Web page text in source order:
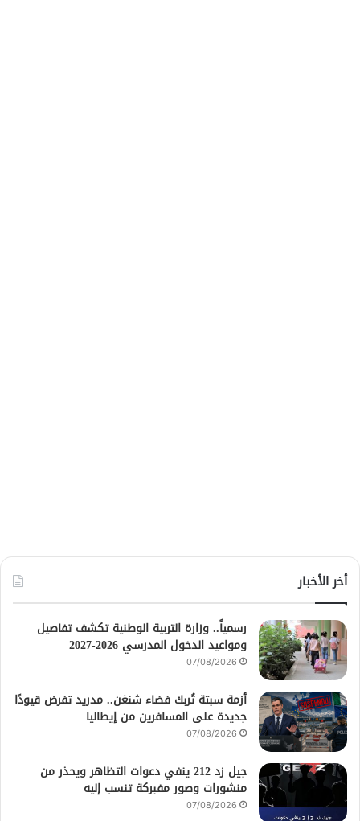
أخر الأخبار
رسمياً.. وزارة التربية الوطنية تكشف تفاصيل
ومواعيد الدخول المدرسي 2026-2027
07/08/2026
أزمة سبتة تُربك فضاء شنغن.. مدريد تفرض قيودًا
جديدة على المسافرين من إيطاليا
07/08/2026
جيل زد 212 ينفي دعوات التظاهر ويحذر من
منشورات وصور مفبركة تنسب إليه
07/08/2026